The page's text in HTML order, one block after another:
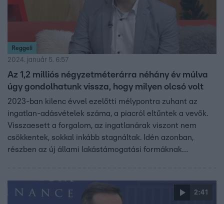
Reggeli
2024. január 5. 6:57
Az 1,2 milliós négyzetméterárra néhány év múlva
úgy gondolhatunk vissza, hogy milyen olcsó volt
2023-ban kilenc évvel ezelőtti mélypontra zuhant az
ingatlan-adásvételek száma, a piacról eltűntek a vevők.
Visszaesett a forgalom, az ingatlanárak viszont nem
csökkentek, sokkal inkább stagnáltak. Idén azonban,
részben az új állami lakástámogatási formáknak
2:41